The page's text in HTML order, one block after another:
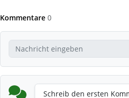
Kommentare 0
Schreib den ersten